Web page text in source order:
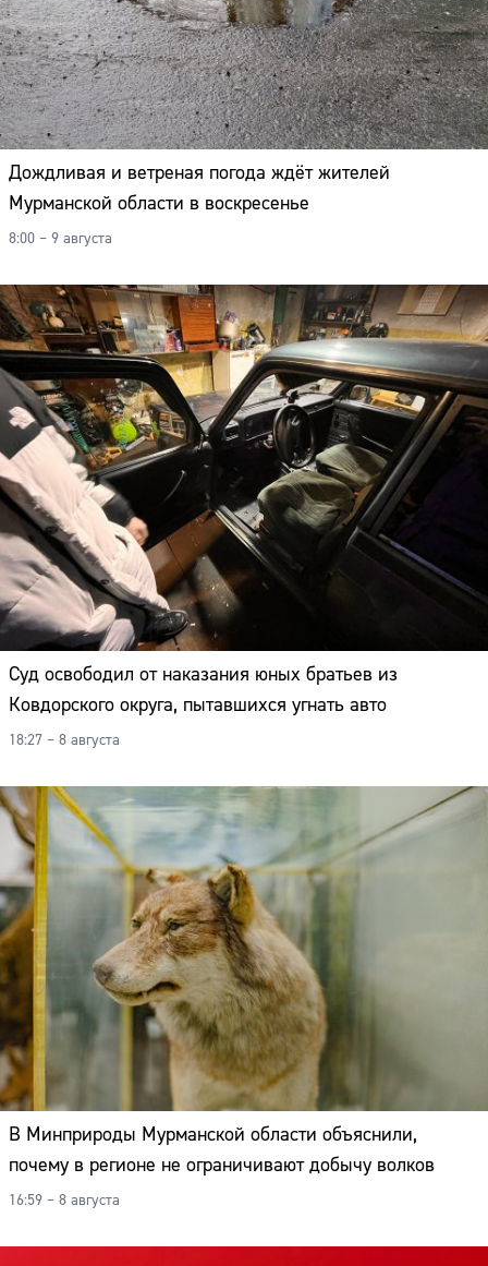
Дождливая и ветреная погода ждёт жителей
Мурманской области в воскресенье
8:00 – 9 августа
Суд освободил от наказания юных братьев из
Ковдорского округа, пытавшихся угнать авто
18:27 – 8 августа
В Минприроды Мурманской области объяснили,
почему в регионе не ограничивают добычу волков
16:59 – 8 августа